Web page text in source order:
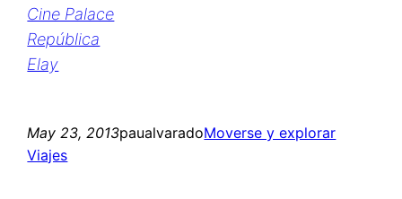
Cine Palace
República
Elay
May 23, 2013paualvaradoMoverse y explorar
Viajes